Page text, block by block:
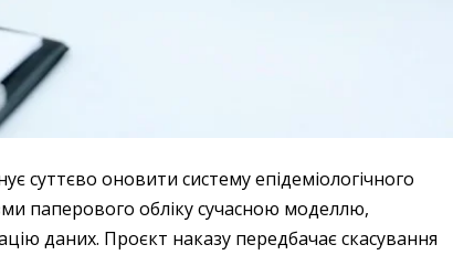
суттєво оновити систему епідеміологічного
паперового обліку сучасною моделлю,
даних. Проєкт наказу передбачає скасування